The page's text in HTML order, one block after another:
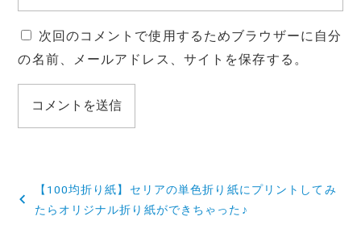
次回のコメントで使用するためブラウザーに自分
の名前、メールアドレス、サイトを保存する。
稿
【100均折り紙】セリアの単色折り紙にプリントしてみ
たらオリジナル折り紙ができちゃった♪